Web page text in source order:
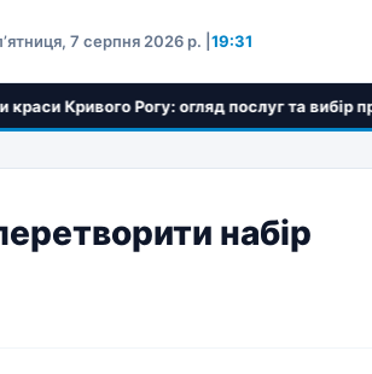
7 серпня 2026 р. | 19:31
Рогу: огляд послуг та вибір
набір